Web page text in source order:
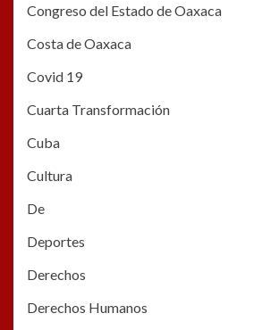
Congreso del Estado de Oaxaca
Costa de Oaxaca
Covid 19
Cuarta Transformación
Cuba
Cultura
De
Deportes
Derechos
Derechos Humanos